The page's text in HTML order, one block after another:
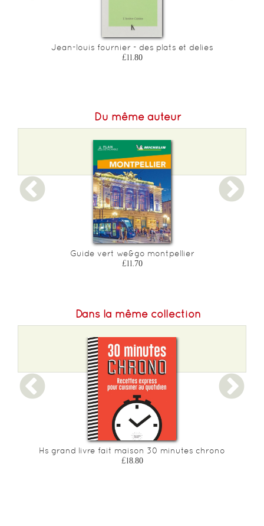
Jean-louis fournier - des plats et delies
£11.80
Du même auteur
Guide vert we&go montpellier
£11.70
Dans la même collection
Hs grand livre fait maison 30 minutes chrono
£18.80